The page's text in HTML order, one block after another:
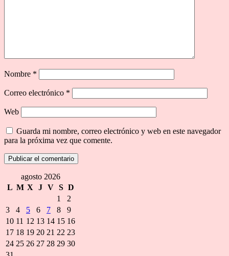
Nombre *
Correo electrónico *
Web
Guarda mi nombre, correo electrónico y web en este navegador
para la próxima vez que comente.
agosto 2026
L M X J V S D
1
2
3
4 5 6 7 8
9
10 11 12 13 14 15 16
17 18 19 20 21 22 23
24 25 26 27 28 29 30